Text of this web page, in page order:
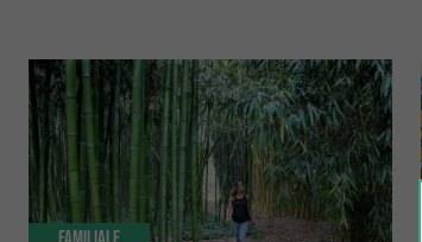
Familiale